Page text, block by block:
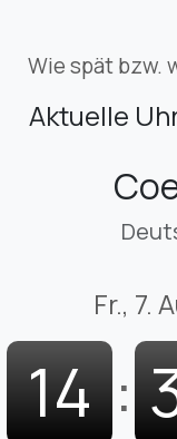
Wie spät bzw.
Aktuelle
Fr., 7.
14 :